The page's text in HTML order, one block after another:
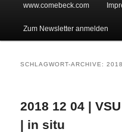
Zum Inhalt wechseln
Zum sekundären Inhalt
www.comebeck.com
Zum Newsletter anmelden
SCHLAGWORT-ARCHIVE:2018
2018 12 04 |
| in situ